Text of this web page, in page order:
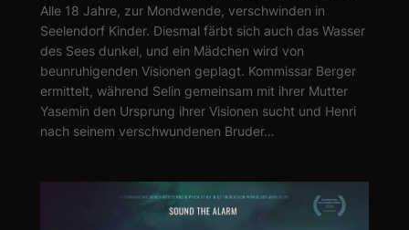
Alle 18 Jahre, zur Mondwende, verschwinden in
Seelendorf Kinder. Diesmal färbt sich auch das Wasser
des Sees dunkel, und ein Mädchen wird von
beunruhigenden Visionen geplagt. Kommissar Berger
ermittelt, während Selin gemeinsam mit ihrer Mutter
Yasemin den Ursprung ihrer Visionen sucht und Henri
nach seinem verschwundenen Bruder…